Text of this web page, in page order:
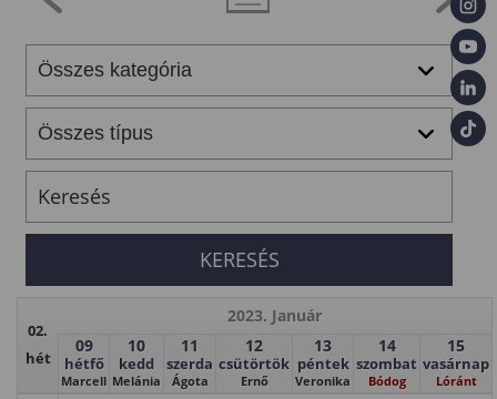
02.
hét
2023. Január
09
hétfő
Marcell
10
kedd
Melánia
11
szerda
Ágota
12
csütörtök
Ernő
13
péntek
Veronika
14
szombat
Bódog
15
vasárnap
Lóránt